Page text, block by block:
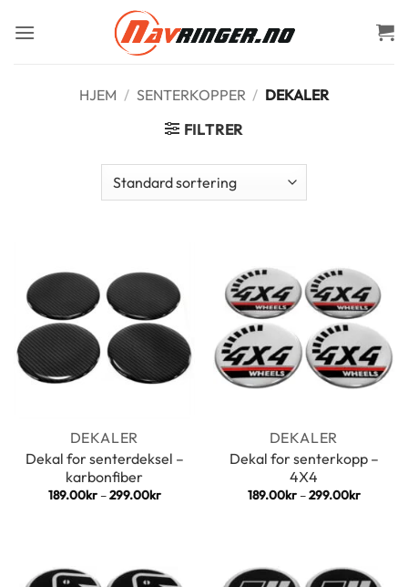
HJEM / SENTERKOPPER / DEKALER
FILTRER
DEKALER
Dekal for senterdeksel –
karbonfiber
189.00kr –299.00krPrisområde:
DEKALER
Dekal for senterkopp –
4X4
189.00kr –299.00kr